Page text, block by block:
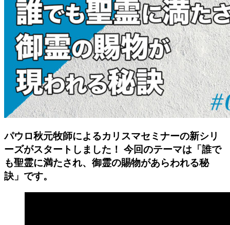
パウロ秋元牧師によるカリスマセミナーの新シリ
ーズがスタートしました！ 今回のテーマは「誰で
も聖霊に満たされ、御霊の賜物があらわれる秘
訣」です。